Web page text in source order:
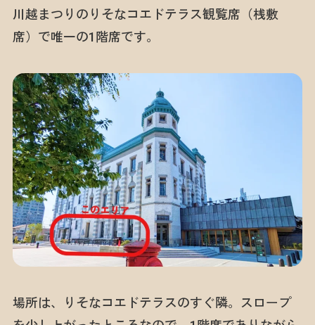
川越まつりのりそなコエドテラス観覧席（桟敷
席）で唯一の1階席です。
場所は、りそなコエドテラスのすぐ隣。スロープ